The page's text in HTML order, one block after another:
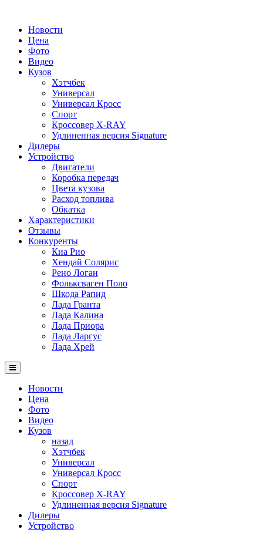
Новости
Цена
Фото
Видео
Кузов
Хэтчбек
Универсал
Универсал Кросс
Спорт
Кроссовер X-RAY
Удлиненная версия Signature
Дилеры
Устройство
Двигатели
Коробка передач
Цвета кузова
Расход топлива
Обкатка
Характеристики
Отзывы
Конкуренты
Киа Рио
Хендай Солярис
Рено Логан
Фольксваген Поло
Шкода Рапид
Лада Гранта
Лада Калина
Лада Приора
Лада Ларгус
Лада Хрей
Новости
Цена
Фото
Видео
Кузов
назад
Хэтчбек
Универсал
Универсал Кросс
Спорт
Кроссовер X-RAY
Удлиненная версия Signature
Дилеры
Устройство